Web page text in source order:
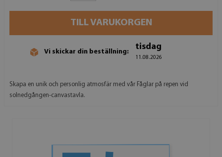
TILL VARUKORGEN
Vi skickar din beställning:
tisdag
11.08.2026
Skapa en unik och personlig atmosfär med vår Fåglar på repen vid
solnedgången-canvastavla.